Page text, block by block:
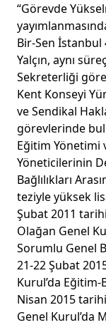
“Görevde
Bir-Sen İstanbul
Yalçın, aynı
Sekreterliği
Kent Konseyi
ve Sendikal
görevlerinde
Eğitim Yönetimi
Yöneticilerinin
Bağlılıkları
teziyle yüksek
Şubat 2011
Olağan Genel
Sorumlu Genel
21-22 Şubat
Kurul’da Eğitim-
Nisan 2015
Genel Kurul’da